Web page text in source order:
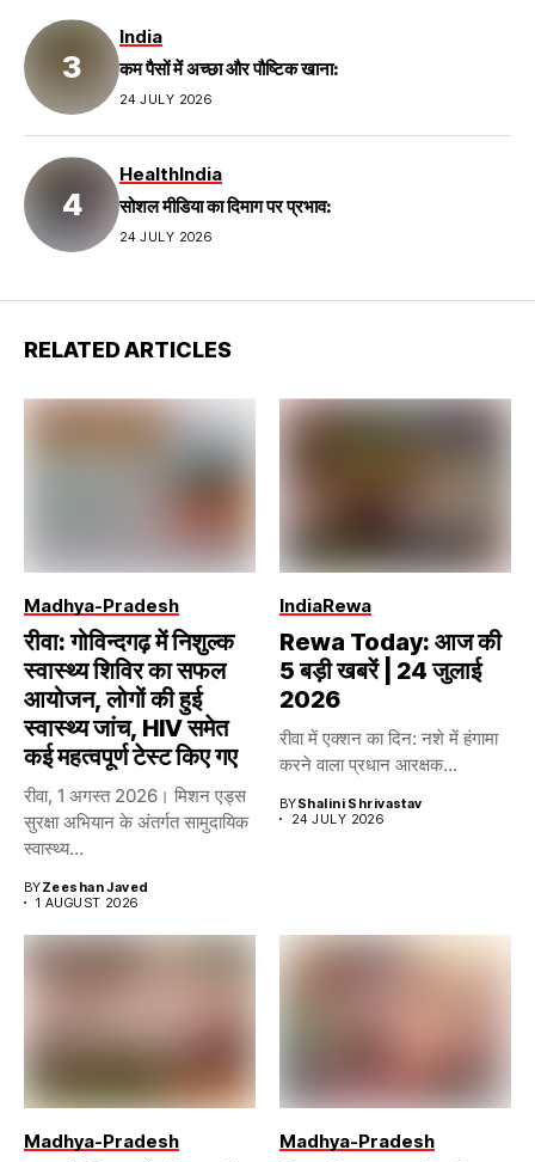
India
कम पैसों में अच्छा और पौष्टिक खाना:
24 JULY 2026
HealthIndia
सोशल मीडिया का दिमाग पर प्रभाव:
24 JULY 2026
RELATED ARTICLES
Madhya-Pradesh
रीवा: गोविन्दगढ़ में निशुल्क
स्वास्थ्य शिविर का सफल
आयोजन, लोगों की हुई
स्वास्थ्य जांच, HIV समेत
कई महत्वपूर्ण टेस्ट किए गए
रीवा, 1 अगस्त 2026। मिशन एड्स
सुरक्षा अभियान के अंतर्गत सामुदायिक
स्वास्थ्य...
BYZeeshan Javed
1 AUGUST 2026
IndiaRewa
Rewa Today: आज की
5 बड़ी खबरें | 24 जुलाई
2026
रीवा में एक्शन का दिन: नशे में हंगामा
करने वाला प्रधान आरक्षक...
BYShalini Shrivastav
24 JULY 2026
Madhya-Pradesh Madhya-Pradesh